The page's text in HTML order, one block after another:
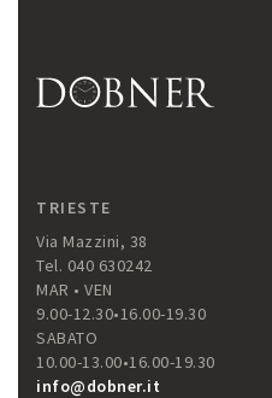
TRIESTE
Via Mazzini, 38
Tel. 040 630242
MAR • VEN
9.00-12.30•16.00-19.30
SABATO
10.00-13.00•16.00-19.30
info@dobner.it